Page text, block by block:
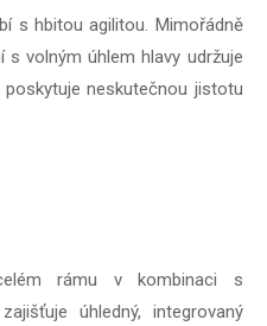
s hbitou agilitou. Mimořádně
s volným úhlem hlavy udržuje
poskytuje neskutečnou jistotu
rámu v kombinaci s
úhledný, integrovaný